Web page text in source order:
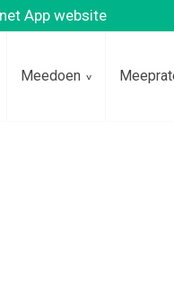
App website
Meedoen